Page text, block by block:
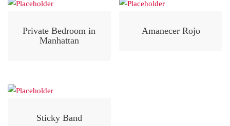
Private Bedroom in
Manhattan
Amanecer Rojo
Sticky Band